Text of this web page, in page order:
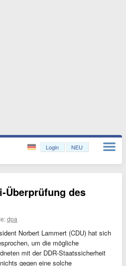
Login NEU
Überprüfung des
dpa
Norbert Lammert (CDU) hat sich
um die mögliche
mit der DDR-Staatssicherheit
gegen eine solche